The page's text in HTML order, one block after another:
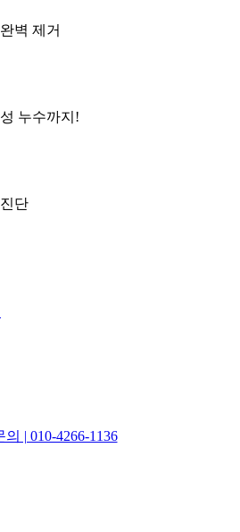
벽 제거
누수까지!
단
의 | 010-4266-1136